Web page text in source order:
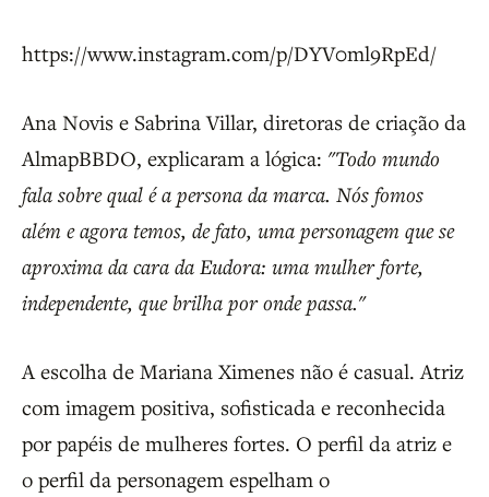
https://www.instagram.com/p/DYV0ml9RpEd/
Ana Novis e Sabrina Villar, diretoras de criação da
AlmapBBDO, explicaram a lógica: "Todo mundo
fala sobre qual é a persona da marca. Nós fomos
além e agora temos, de fato, uma personagem que se
aproxima da cara da Eudora: uma mulher forte,
independente, que brilha por onde passa."
A escolha de Mariana Ximenes não é casual. Atriz
com imagem positiva, sofisticada e reconhecida
por papéis de mulheres fortes. O perfil da atriz e
o perfil da personagem espelham o